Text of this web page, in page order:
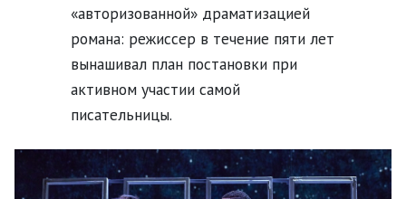
«авторизованной» драматизацией
романа: режиссер в течение пяти лет
вынашивал план постановки при
активном участии самой
писательницы.